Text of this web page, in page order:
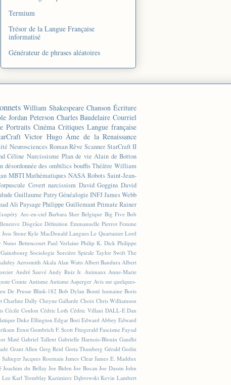
Termium
Trésor de la Langue Française
informatisé
Générateur de phrases aléatoires
William Shakespeare Chanson Écriture
Jordan Peterson Charles Baudelaire Courriel
Portraits Cinéma Critiques Langue française
Victor Hugo Âme de la Renaissance
Neurosciences Roman Rêve Scanner StarCraft II
Céline Narcissisme Plan de vie Alain de Botton
désordonnée des ombilics bouffis Théâtre William
MBTI Mathématiques NASA Robots Saint-Jean-
Covert narcissism David Goggins David
Guillaume PatryGénéalogie INFJJames Webb
Ali Paysage Philippe Guillemant Primate Rainer
Arc-en-ciel Barbara Sher Belgique Big Five Bob
Disgrâce Définition Emmanuelle Pierrot Femme
Joss Stone Kyle MacDonald Langues Le Quartanier Lord
Nuno Bettencourt Paul Verlaine Philip K. Dick Philippe
Sociologie Sorcière Spirale Taylor Swift The
Aerosmith Akala Alan Watts Albert Bandura Albert
André Sauvé Andy Ruiz Jr. Animaux Anne-Marie
Comte Autisme Autisme Asperger Avis sur quelques-
De Prusse Blink-182 Bob Dylan Bonté humaine Boris
Charline Dally Cheyne Gallarde Choix Chris Williamson
Cécile Coulon Cédric Loth Cédric Villani DALL-E Dan
Duke Ellington Edgar Bori Edward Abbey Edward
Ernst Gombrich F. Scott Fitzgerald Fascisme Faysal
Maté Gabriel Tallent Gabrielle Harnois-Blouin Gandhi
Grant Allen Greg Reid Greta Thunberg Gérald Godin
Salinger Jacques Roumain James Clear James E. Maddux
Joachim du Bellay Joe Biden Joe Bocan Joe Dassin John
Lee Karl Tremblay Kazimierz Dąbrowski Kevin Lambert